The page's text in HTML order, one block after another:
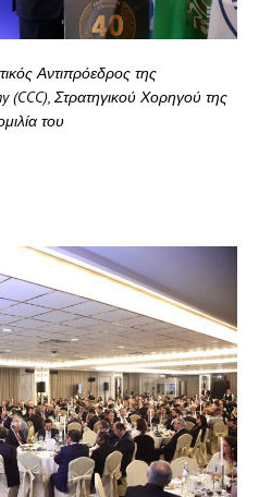
Αντιπρόεδρος της
(CCC), Στρατηγικού Χορηγού της
του